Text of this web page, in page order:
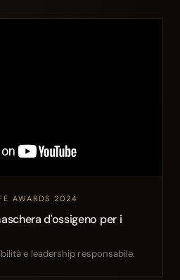
AWARDS 2024
d'ossigeno per i
e leadership responsabile.